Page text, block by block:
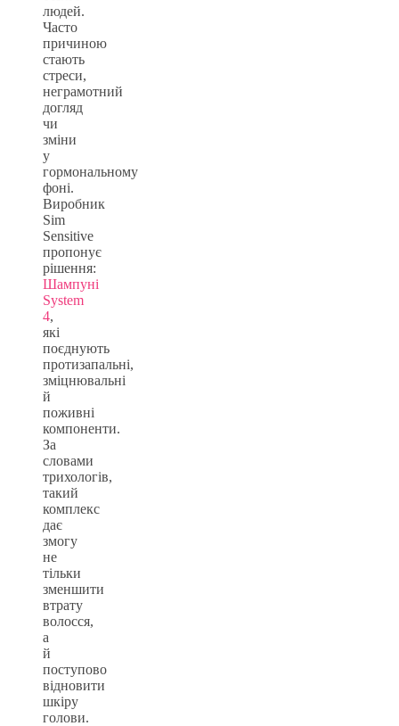
людей.
Часто
причиною
стають
стреси,
неграмотний
догляд
чи
зміни
у
гормональному
фоні.
Виробник
Sim
Sensitive
пропонує
рішення:
Шампуні
System
4,
які
поєднують
протизапальні,
зміцнювальні
й
поживні
компоненти.
За
словами
трихологів,
такий
комплекс
дає
змогу
не
тільки
зменшити
втрату
волосся,
а
й
поступово
відновити
шкіру
голови.